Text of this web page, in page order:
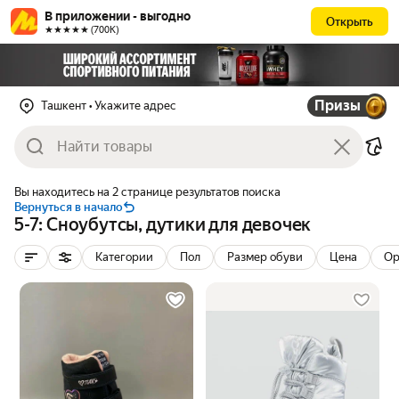
В приложении - выгодно
★★★★★ (700К)
Открыть
Ташкент • Укажите адрес Призы
Вы находитесь на 2 странице результатов поиска
Вернуться в начало
5-7: Сноубутсы, дутики для девочек
Категории Пол Размер обуви Цена